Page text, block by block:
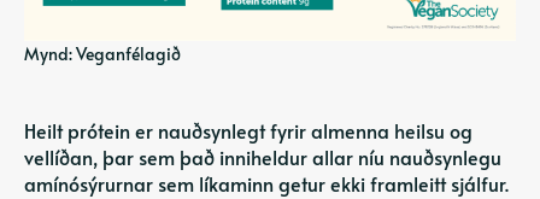
Mynd: Veganfélagið
Heilt prótein er nauðsynlegt fyrir almenna heilsu og
vellíðan, þar sem það inniheldur allar níu nauðsynlegu
amínósýrurnar sem líkaminn getur ekki framleitt sjálfur.